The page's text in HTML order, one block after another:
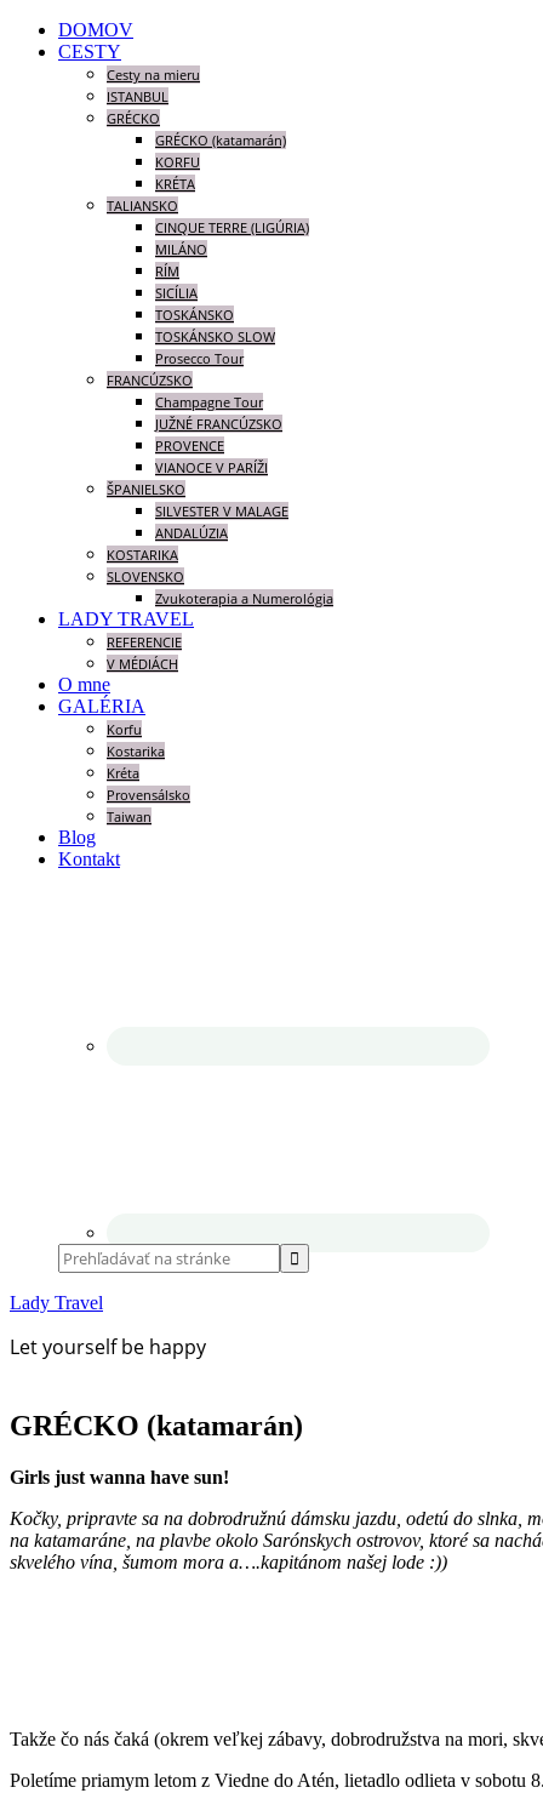
DOMOV
CESTY
Cesty na mieru
ISTANBUL
GRÉCKO
GRÉCKO (katamarán)
KORFU
KRÉTA
TALIANSKO
CINQUE TERRE (LIGÚRIA)
MILÁNO
RÍM
SICÍLIA
TOSKÁNSKO
TOSKÁNSKO SLOW
Prosecco Tour
FRANCÚZSKO
Champagne Tour
JUŽNÉ FRANCÚZSKO
PROVENCE
VIANOCE V PARÍŽI
ŠPANIELSKO
SILVESTER V MALAGE
ANDALÚZIA
KOSTARIKA
SLOVENSKO
Zvukoterapia a Numerológia
LADY TRAVEL
REFERENCIE
V MÉDIÁCH
O mne
GALÉRIA
Korfu
Kostarika
Kréta
Provensálsko
Taiwan
Blog
Kontakt
Lady Travel
Let yourself be happy
GRÉCKO (katamarán)
Girls just wanna have sun!
Kočky, pripravte sa na dobrodružnú dámsku jazdu, odetú do slnka,
na katamaráne, na plavbe okolo Sarónskych ostrovov, ktoré sa
skvelého vína, šumom mora a….kapitánom našej lode :))
Takže čo nás čaká (okrem veľkej zábavy, dobrodružstva na mori,
Poletíme priamym letom z Viedne do Atén, lietadlo odlieta v sobotu